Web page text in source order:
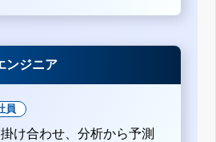
ンジニア
員
け合わせ、分析から予測